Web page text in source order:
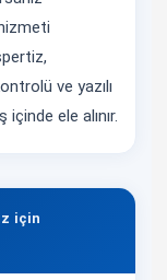
ve yazılı
ele alınır.
için